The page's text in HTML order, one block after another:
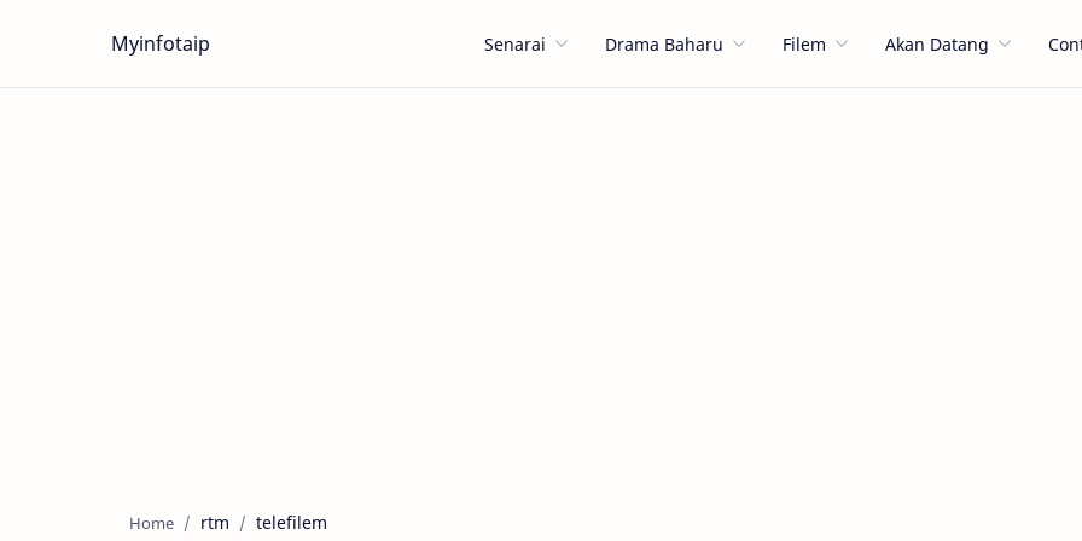
Myinfotaip Senarai Drama Baharu Filem Akan Datang
Home rtm telefilem